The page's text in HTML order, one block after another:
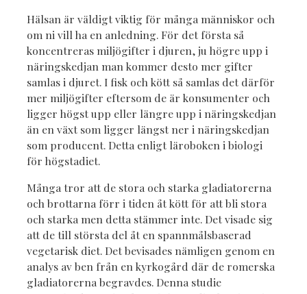
Hälsan är väldigt viktig för många människor och
om ni vill ha en anledning. För det första så
koncentreras miljögifter i djuren, ju högre upp i
näringskedjan man kommer desto mer gifter
samlas i djuret. I fisk och kött så samlas det därför
mer miljögifter eftersom de är konsumenter och
ligger högst upp eller längre upp i näringskedjan
än en växt som ligger längst ner i näringskedjan
som producent. Detta enligt läroboken i biologi
för högstadiet.
Många tror att de stora och starka gladiatorerna
och brottarna förr i tiden åt kött för att bli stora
och starka men detta stämmer inte. Det visade sig
att de till största del åt en spannmålsbaserad
vegetarisk diet. Det bevisades nämligen genom en
analys av ben från en kyrkogård där de romerska
gladiatorerna begravdes. Denna studie